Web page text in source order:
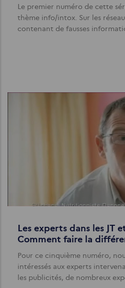
Le premier numéro de cette
thème info/intox. Sur les
contenant de fausses
Les experts dans les JT
Comment faire la
Pour ce cinquième numéro,
intéressés aux experts
les publicités, de nombreux